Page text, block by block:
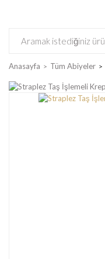
Anasayfa Tüm Abiyeler